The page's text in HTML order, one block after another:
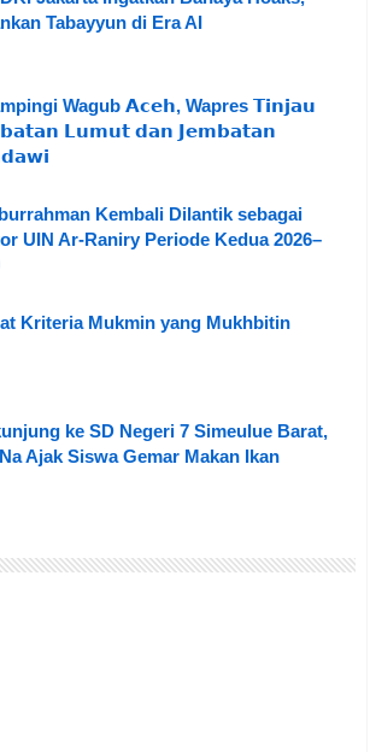
Tabayyun di Era AI
Wagub 𝗔𝗰𝗲𝗵, Wapres 𝗧𝗶𝗻𝗷𝗮𝘂
𝗟𝘂𝗺𝘂𝘁 𝗱𝗮𝗻 𝗝𝗲𝗺𝗯𝗮𝘁𝗮𝗻
Kembali Dilantik sebagai
UIN Ar-Raniry Periode Kedua 2026–
Kriteria Mukmin yang Mukhbitin
ke SD Negeri 7 Simeulue Barat,
Ajak Siswa Gemar Makan Ikan